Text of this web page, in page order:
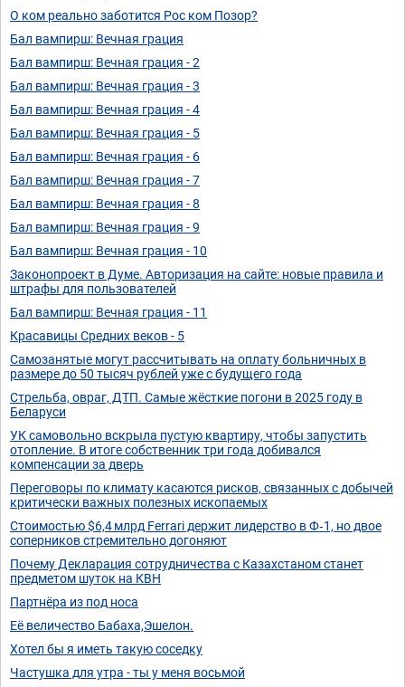
О ком реально заботится Рос ком Позор?
Бал вампирш: Вечная грация
Бал вампирш: Вечная грация - 2
Бал вампирш: Вечная грация - 3
Бал вампирш: Вечная грация - 4
Бал вампирш: Вечная грация - 5
Бал вампирш: Вечная грация - 6
Бал вампирш: Вечная грация - 7
Бал вампирш: Вечная грация - 8
Бал вампирш: Вечная грация - 9
Бал вампирш: Вечная грация - 10
Законопроект в Думе. Авторизация на сайте: новые правила и
штрафы для пользователей
Бал вампирш: Вечная грация - 11
Красавицы Средних веков - 5
Самозанятые могут рассчитывать на оплату больничных в
размере до 50 тысяч рублей уже с будущего года
Стрельба, овраг, ДТП. Самые жёсткие погони в 2025 году в
Беларуси
УК самовольно вскрыла пустую квартиру, чтобы запустить
отопление. В итоге собственник три года добивался
компенсации за дверь
Переговоры по климату касаются рисков, связанных с добычей
критически важных полезных ископаемых
Стоимостью $6,4 млрд Ferrari держит лидерство в Ф‑1, но двое
соперников стремительно догоняют
Почему Декларация сотрудничества с Казахстаном станет
предметом шуток на КВН
Партнёра из под носа
Её величество Бабаха,Эшелон.
Хотел бы я иметь такую соседку
Частушка для утра - ты у меня восьмой